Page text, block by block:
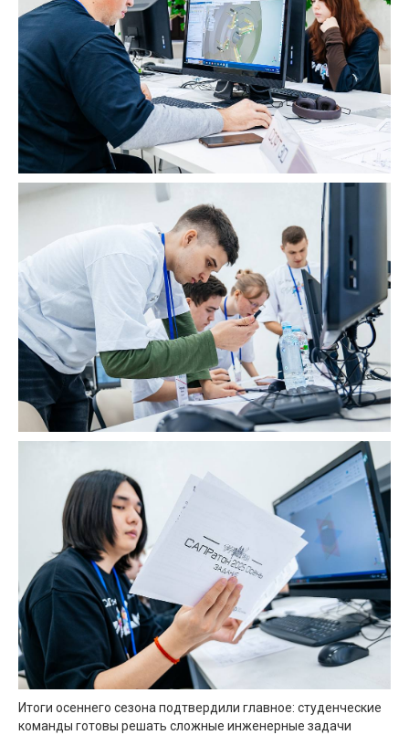
Итоги осеннего сезона подтвердили главное: студенческие
команды готовы решать сложные инженерные задачи